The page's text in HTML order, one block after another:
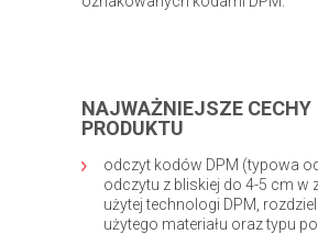
NAJWAŻNIEJSZE CECHY
PRODUKTU
odczyt kodów DPM (typowa
odczytu z bliskiej do 4-5 cm w
użytej technologi DPM,
użytego materiału oraz typu